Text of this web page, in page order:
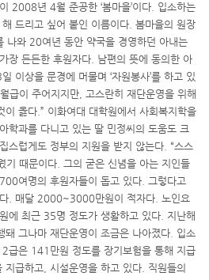
2008년 4월 준공한 ‘봄마을’이다. 입소하는
드리고 싶어 붙인 이름이다. 봄마을의 원장
나와 20여년 동안 약국을 경영하던 아내는
장 든든한 후원자다. 남편의 뜻에 동의한 아
이상을 문경에 머물며 ‘자원봉사’를 하고 있
급이 주어지지만, 고스란히 재단운영을 위해
이 옳다.” 이화여대 대학원에서 사회복지학을
학과를 다니고 있는 딸 민정씨의 도움도 크
스럽게도 정부의 지원을 받지 않는다. “스스
기 때문이다. 그의 굳은 신념을 아는 지인들
여명의 후원자들이 돕고 있다. 그렇다고
. 매달 2000~3000만원이 적자다. 노인요
에 최근 35명 정도가 생활하고 있다. 지난해
돼 그나마 재단운영이 조금은 나아졌다. 입소
급은 141만원 정도를 장기보험을 통해 지급
급하고, 시설운영을 하고 있다. 직원들의